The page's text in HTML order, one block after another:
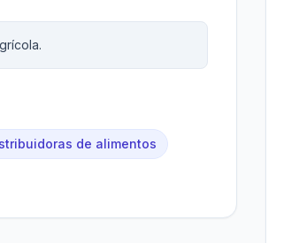
de alimentos